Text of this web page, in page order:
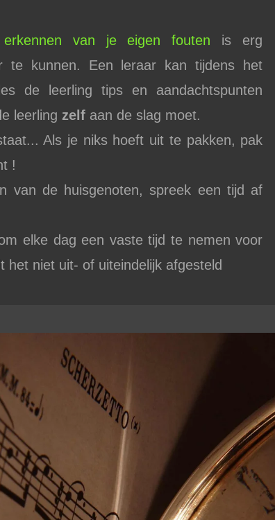
van je eigen fouten is erg
te kunnen. Een leraar kan tijdens het
de leerling tips en aandachtspunten
leerling zelf aan de slag moet.
Als je niks hoeft uit te pakken, pak
!
van de huisgenoten, spreek een tijd af
elke dag een vaste tijd te nemen voor
het niet uit- of uiteindelijk afgesteld